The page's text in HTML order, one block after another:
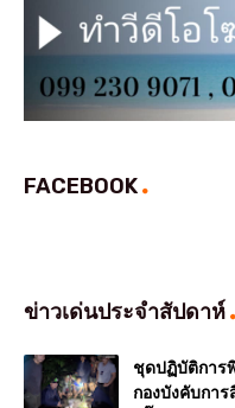
FACEBOOK
ข่าวเด่นประจำสัปดาห์
ชุดปฏิบัติการ
กองบังคับกา